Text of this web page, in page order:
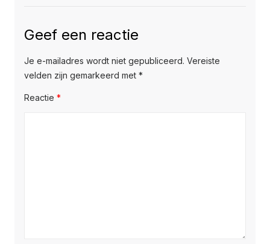
Geef een reactie
Je e-mailadres wordt niet gepubliceerd. Vereiste
velden zijn gemarkeerd met *
Reactie *